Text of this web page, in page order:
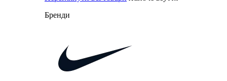
Бренди